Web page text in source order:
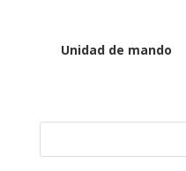
Unidad de mando